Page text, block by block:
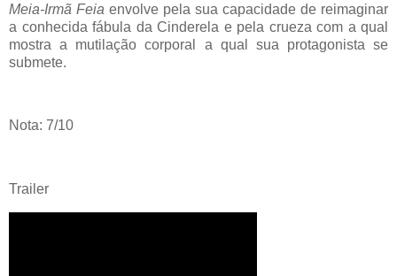
Meia-Irmã Feia envolve pela sua capacidade de reimaginar
a conhecida fábula da Cinderela e pela crueza com a qual
mostra a mutilação corporal a qual sua protagonista se
submete.
Nota: 7/10
Trailer